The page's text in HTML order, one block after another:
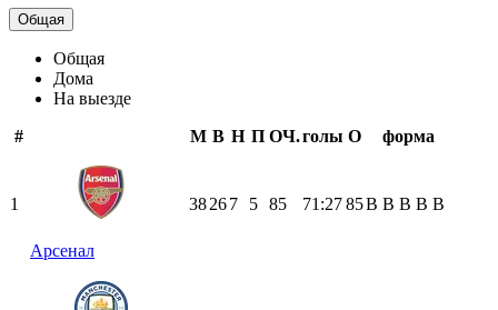
Общая
Общая
Дома
На выезде
#
М В Н П ОЧ.голы О форма
1
Арсенал
38267 5 85 71:2785В В В В В